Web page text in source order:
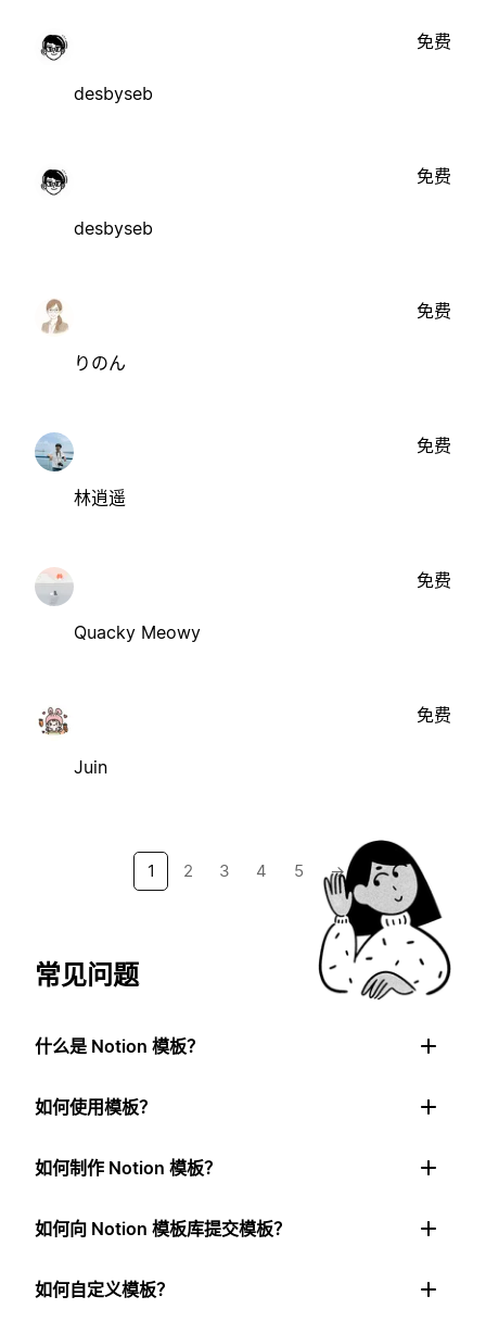
desbyseb
免费
desbyseb
免费
りのん
免费
林逍遥
免费
Quacky Meowy
免费
Juin
免费
1 2 3 4 5 →
常见问题
什么是 Notion 模板？
如何使用模板？
如何制作 Notion 模板？
如何向 Notion 模板库提交模板？
如何自定义模板？